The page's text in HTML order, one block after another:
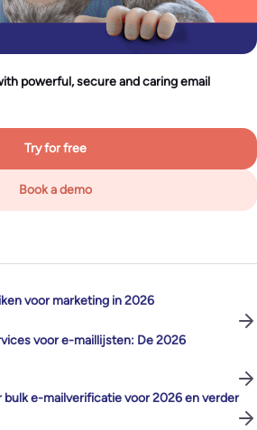
powerful, secure and caring email
Try for free
Book a demo
voor marketing in 2026
voor e-maillijsten: De 2026
e-mailverificatie voor 2026 en verder